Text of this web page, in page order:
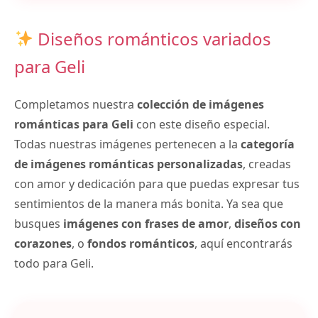
Diseños románticos variados
para Geli
Completamos nuestra colección de imágenes
románticas para Geli con este diseño especial.
Todas nuestras imágenes pertenecen a la categoría
de imágenes románticas personalizadas, creadas
con amor y dedicación para que puedas expresar tus
sentimientos de la manera más bonita. Ya sea que
busques imágenes con frases de amor, diseños con
corazones, o fondos románticos, aquí encontrarás
todo para Geli.